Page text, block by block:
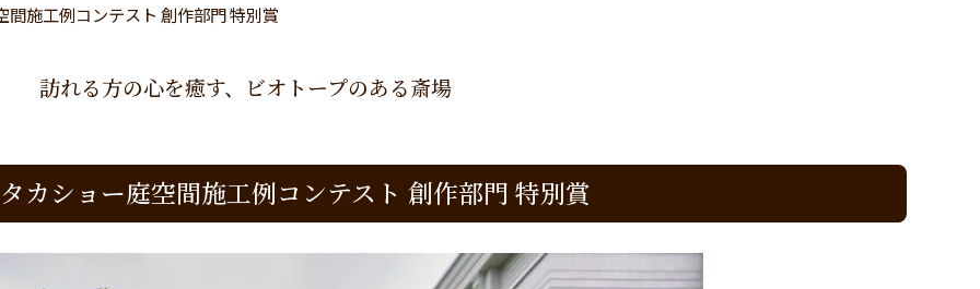
間施工例コンテスト 創作部門 特別賞
訪れる方の心を癒す、ビオトープのある斎場
カショー庭空間施工例コンテスト 創作部門 特別賞